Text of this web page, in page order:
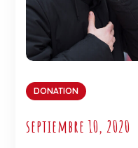
DONATION
septiembre 10, 2020